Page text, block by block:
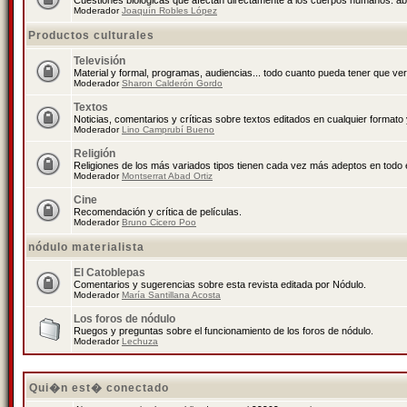
ModeradorJoaquín Robles López
Productos culturales
Televisión
Material y formal, programas, audiencias... todo cuanto pueda tener que
ModeradorSharon Calderón Gordo
Textos
Noticias, comentarios y críticas sobre textos editados en cualquier
ModeradorLino Camprubí Bueno
Religión
Religiones de los más variados tipos tienen cada vez más adeptos en todo
ModeradorMontserrat Abad Ortiz
Cine
Recomendación y crítica de películas.
ModeradorBruno Cicero Poo
nódulo materialista
El Catoblepas
Comentarios y sugerencias sobre esta revista editada por Nódulo.
ModeradorMaría Santillana Acosta
Los foros de nódulo
Ruegos y preguntas sobre el funcionamiento de los foros de nódulo.
ModeradorLechuza
Qui�n est� conectado